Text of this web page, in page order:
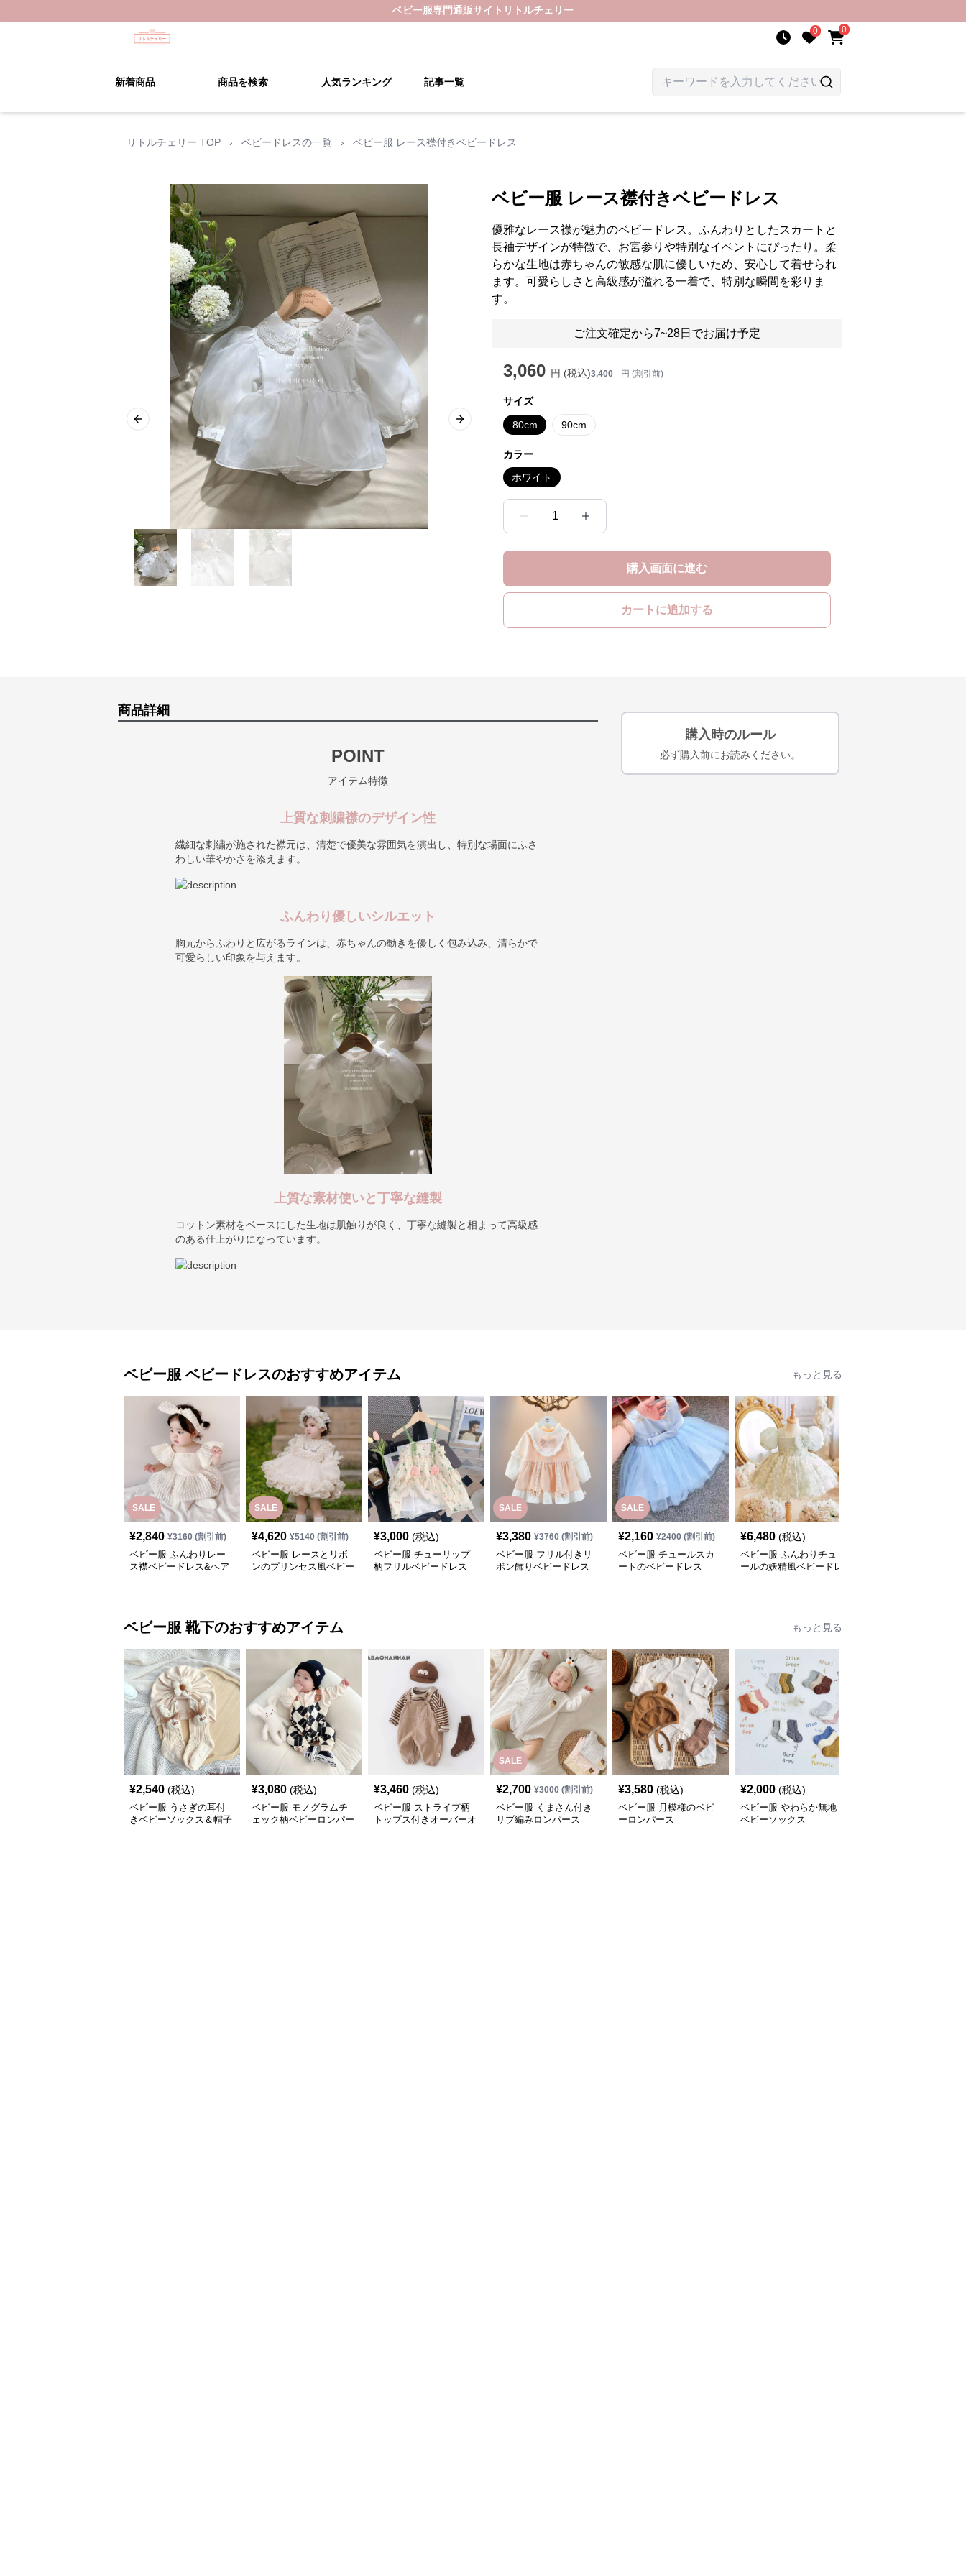
ベビー服専門通販サイト リトルチェリー
0 0
新着商品 商品を検索 人気ランキング 記事一覧
リトルチェリー TOP › ベビードレスの一覧 › ベビー服 レース襟付きベビードレス
Previous slide Next slide
ベビー服 レース襟付きベビードレス
優雅なレース襟が魅力のベビードレス。ふんわりとしたスカートと
長袖デザインが特徴で、お宮参りや特別なイベントにぴったり。柔
らかな生地は赤ちゃんの敏感な肌に優しいため、安心して着せられ
ます。可愛らしさと高級感が溢れる一着で、特別な瞬間を彩りま
す。
ご注文確定から7~28日でお届け予定
3,060 円 (税込)3,400 円 (割引前)
サイズ
80cm 90cm
カラー
ホワイト
1
購入画面に進む
カートに追加する
商品詳細
POINT
アイテム特徴
上質な刺繍襟のデザイン性
繊細な刺繍が施された襟元は、清楚で優美な雰囲気を演出し、特別な場面にふさ
わしい華やかさを添えます。
可愛らしい印象を与えます。
のある仕上がりになっています。
購入時のルール
必ず購入前にお読みください。
SALE
¥2,840 ¥3160(割引前)
ベビー服 ふんわりレー
ス襟ベビードレス&ヘア
バンドセット
SALE
¥4,620 ¥5140 (割引前)
ベビー服 レースとリボ
ンのプリンセス風ベビー
ドレス
¥ 3,000 (税込)
ベビー服 チューリップ
柄フリルベビードレス
SALE
¥3,380
ベビー服 フリル付きリ
ボン飾りベビードレス
SALE
¥2,160 ¥2400(割引前)
ベビー服 チュールスカ
ートのベビードレス
¥6,480 (税込)
ベビー服 ふんわりチュ
ールの妖精風ベビードレ
ス
¥2,540 (税込)
ベビー服 うさぎの耳付
きベビーソックス＆帽子
セット
¥ (税込)
ベビー服 モノグラムチ
ェック柄ベビーロンパー
ス
3,460 (税込)
ベビー服 ストライプ柄
トップス付きオーバーオ
ール
SALE
¥2,700 ¥ 3000(割引前)
ベビー服 くまさん付き
リブ編みロンパース
¥3,580 (税込)
ベビー服 月模様のベビ
ーロンパース
(税込)
ベビー服 やわらか無地
ベビーソックス